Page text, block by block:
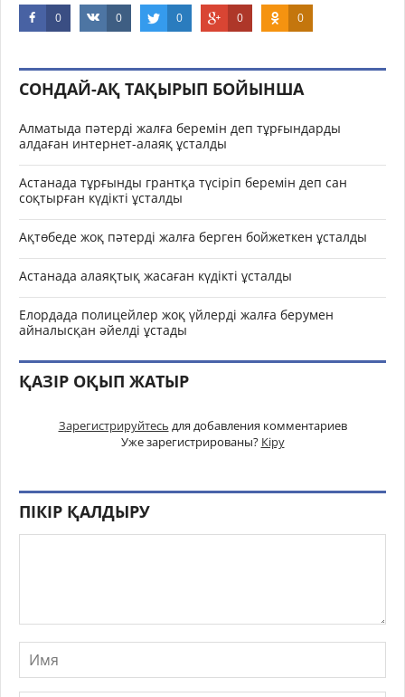
0 0 0 0 0
СОНДАЙ-АҚ ТАҚЫРЫП БОЙЫНША
Алматыда пәтерді жалға беремін деп тұрғындарды
алдаған интернет-алаяқ ұсталды
Астанада тұрғынды грантқа түсіріп беремін деп сан
соқтырған күдікті ұсталды
Ақтөбеде жоқ пәтерді жалға берген бойжеткен ұсталды
Астанада алаяқтық жасаған күдікті ұсталды
Елордада полицейлер жоқ үйлерді жалға берумен
айналысқан әйелді ұстады
ҚАЗІР ОҚЫП ЖАТЫР
Зарегистрируйтесь для добавления комментариев
Уже зарегистрированы? Кіру
ПІКІР ҚАЛДЫРУ